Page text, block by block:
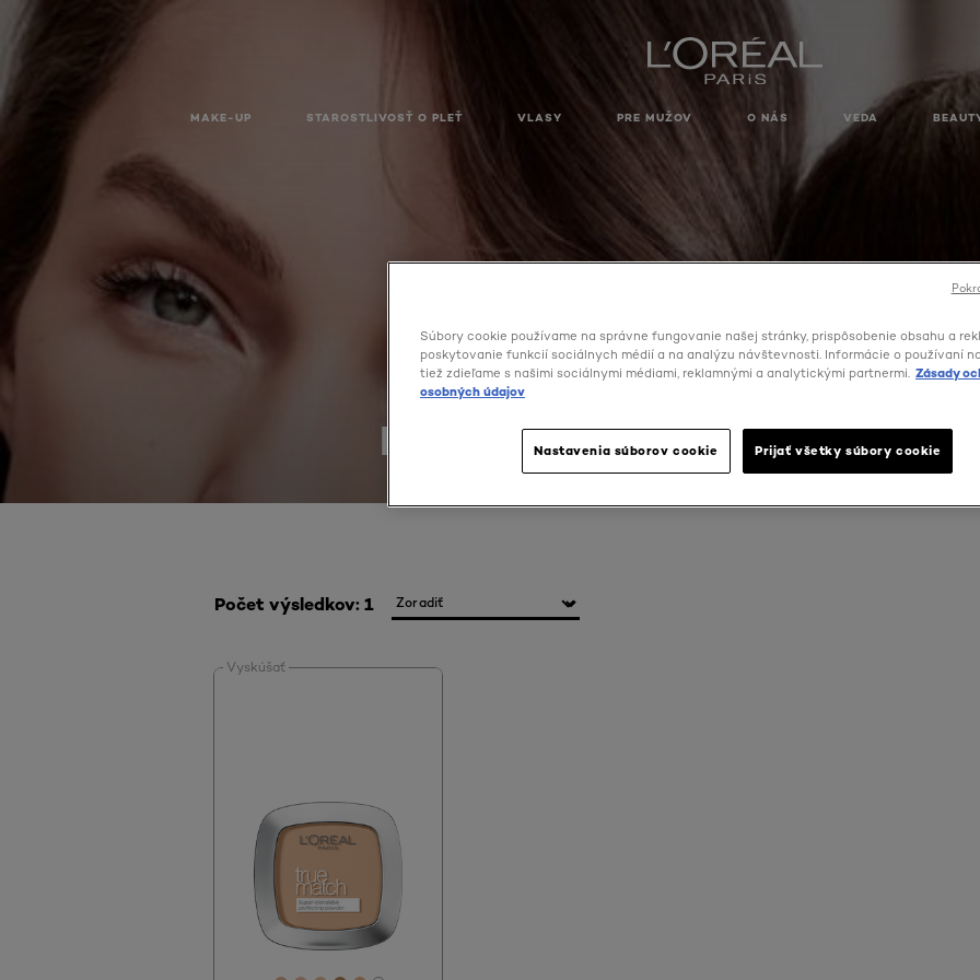
MAKE-UP STAROSTLIVOSŤ O PLEŤ VLASY PRE MUŽOV O NÁS VEDA
PÚDER NA TVÁR SUPER
Počet výsledkov: 1
Vyskúšať
Súbory cookie používame na správne fungovanie našej stránky, prispôsobenie obsahu a
poskytovanie funkcií sociálnych médií a na analýzu návštevnosti. Informácie o používaní
tiež zdieľame s našimi sociálnymi médiami, reklamnými a analytickými partnermi. Zásady
osobných údajov
Nastavenia súborov cookie Prijať všetky súbory cookie